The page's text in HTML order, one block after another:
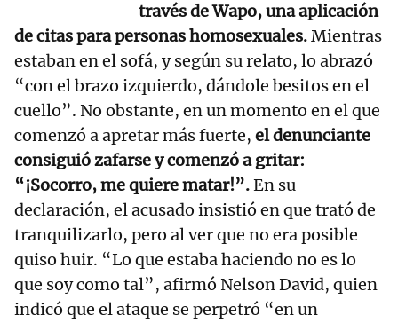
través de Wapo, una aplicación
de citas para personas homosexuales.Mientras
estaban en el sofá, y según su relato, lo abrazó
“con el brazo izquierdo, dándole besitos en el
cuello”. No obstante, en un momento en el que
comenzó a apretar más fuerte, el denunciante
consiguió zafarse y comenzó a gritar:
“¡Socorro, me quiere matar!”.En su
declaración, el acusado insistió en que trató de
tranquilizarlo, pero al ver que no era posible
quiso huir. “Lo que estaba haciendo no es lo
que soy como tal”, afirmó Nelson David, quien
indicó que el ataque se perpetró “en un